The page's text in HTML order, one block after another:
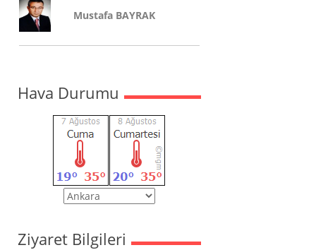
Mustafa BAYRAK
Hava Durumu
Ziyaret Bilgileri